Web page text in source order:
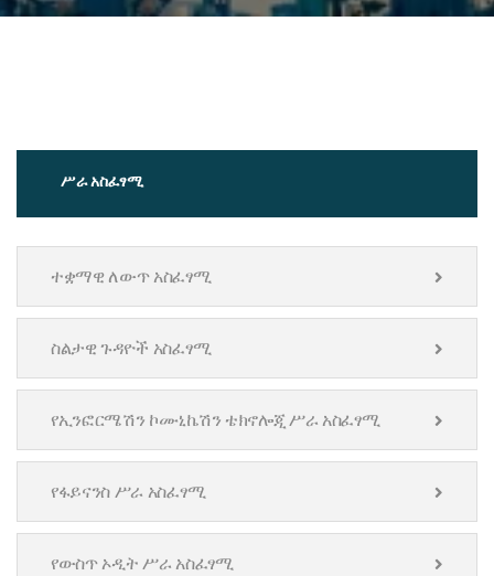
ሥራ አስፈፃሚ
ተቋማዊ ለውጥ አስፈፃሚ
ስልታዊ ጉዳዮች አስፈፃሚ
የኢንፎርሜሽን ኮሙኒኬሽን ቴክኖሎጂ ሥራ አስፈፃሚ
የፋይናንስ ሥራ አስፈፃሚ
የውስጥ ኦዲት ሥራ አስፈፃሚ